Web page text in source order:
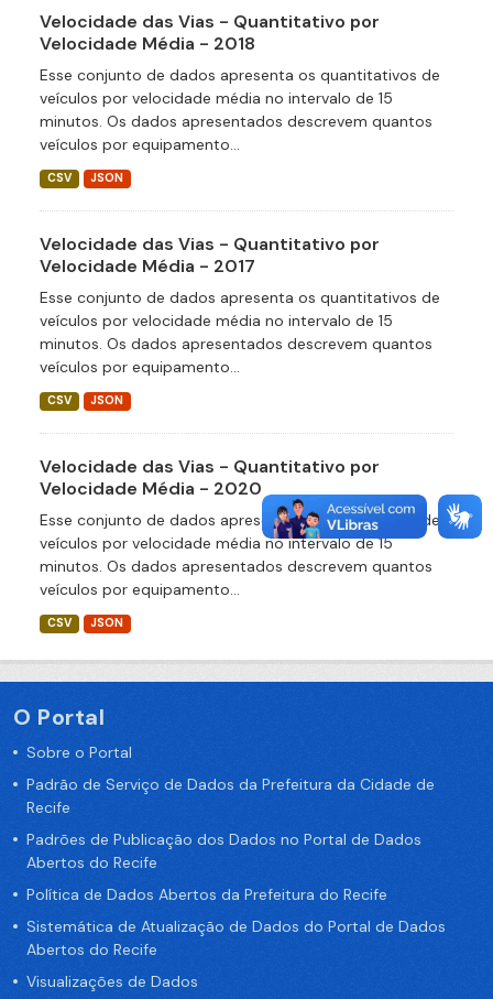
Velocidade das Vias - Quantitativo por
Velocidade Média - 2018
Esse conjunto de dados apresenta os quantitativos de
veículos por velocidade média no intervalo de 15
minutos. Os dados apresentados descrevem quantos
veículos por equipamento...
CSV JSON
Velocidade das Vias - Quantitativo por
Velocidade Média - 2017
Esse conjunto de dados apresenta os quantitativos de
veículos por velocidade média no intervalo de 15
minutos. Os dados apresentados descrevem quantos
veículos por equipamento...
CSV JSON
Velocidade das Vias - Quantitativo por
Velocidade Média - 2020
Esse conjunto de dados apresenta os quantitativos de
veículos por velocidade média no intervalo de 15
minutos. Os dados apresentados descrevem quantos
veículos por equipamento...
CSV JSON
O Portal
Sobre o Portal
Padrão de Serviço de Dados da Prefeitura da Cidade de
Recife
Padrões de Publicação dos Dados no Portal de Dados
Abertos do Recife
Política de Dados Abertos da Prefeitura do Recife
Sistemática de Atualização de Dados do Portal de Dados
Abertos do Recife
Visualizações de Dados